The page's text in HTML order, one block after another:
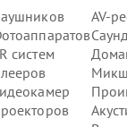
систем
AV-
VR системы
VR системы
VR системы